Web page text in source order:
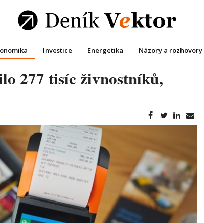
Investice Energetika Názory a rozhovory
277 tisíc živnostníků,